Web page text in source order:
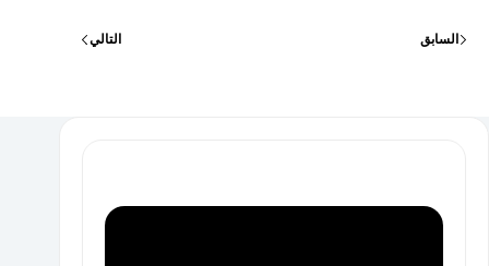
السابق التالي